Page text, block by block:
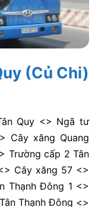
(Củ Chi)
Quy <> Ngã tư
Cây xăng Quang
Trường cấp 2 Tân
Cây xăng 57 <>
Thạnh Đông 1 <>
Thạnh Đông <>